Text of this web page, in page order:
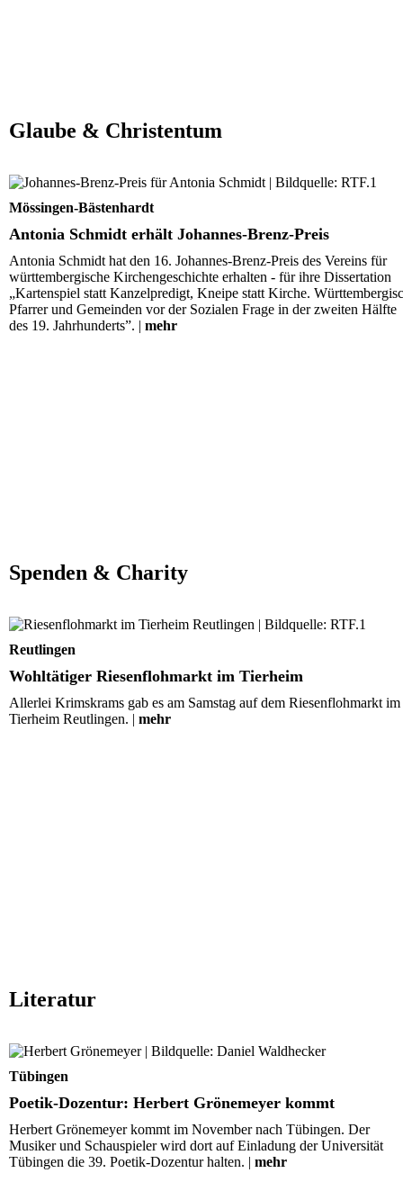
Glaube & Christentum
Antonia Schmidt erhält Johannes-Brenz-Preis
Mössingen-Bästenhardt
Antonia Schmidt erhält Johannes-Brenz-Preis
Antonia Schmidt hat den 16. Johannes-Brenz-Preis des Vereins für
württembergische Kirchengeschichte erhalten - für ihre Dissertation
„Kartenspiel statt Kanzelpredigt, Kneipe statt Kirche.
Pfarrer und Gemeinden vor der Sozialen Frage in der zweiten Hälfte
des 19. Jahrhunderts”. | mehr
Spenden & Charity
Wohltätiger Riesenflohmarkt im Tierheim
Reutlingen
Wohltätiger Riesenflohmarkt im Tierheim
Allerlei Krimskrams gab es am Samstag auf dem Riesenflohmarkt im
Tierheim Reutlingen. | mehr
Literatur
Poetik-Dozentur: Herbert Grönemeyer kommt
Tübingen
Poetik-Dozentur: Herbert Grönemeyer kommt
Herbert Grönemeyer kommt im November nach Tübingen. Der
Musiker und Schauspieler wird dort auf Einladung der Universität
Tübingen die 39. Poetik-Dozentur halten. | mehr